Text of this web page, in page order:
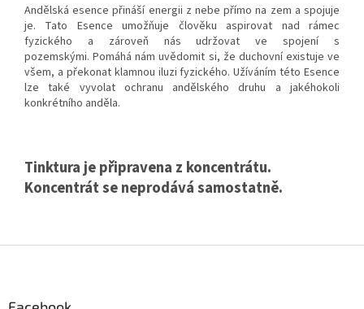
Andělská esence přináší energii z nebe přímo na zem a spojuje
je.
Tato Esence umožňuje člověku aspirovat nad rámec
fyzického a zároveň nás udržovat ve spojení s
pozemskými. Pomáhá nám uvědomit si, že duchovní existuje ve
všem, a překonat klamnou iluzi fyzického. Užíváním této Esence
lze také vyvolat ochranu andělského druhu a jakéhokoli
konkrétního anděla.
Tinktura je připravena z koncentrátu.
Koncentrát se neprodává samostatně.